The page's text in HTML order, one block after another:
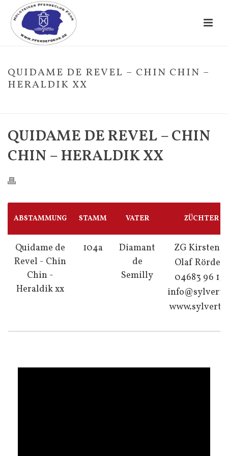
QUIDAME DE REVEL – CHIN CHIN –
HERALDIK XX
QUIDAME DE REVEL – CHIN
CHIN – HERALDIK XX
ABSTAMMUNG STAMM VATER ZÜCHTER
Quidame de
Revel - Chin
Chin -
Heraldik xx
104a
Diamant
de
Semilly
ZG Kirsten
Olaf Rörden,
04683 96 137